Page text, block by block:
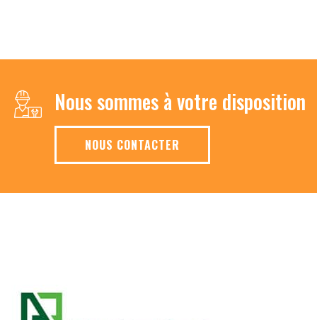
Nous sommes à votre disposition
NOUS CONTACTER